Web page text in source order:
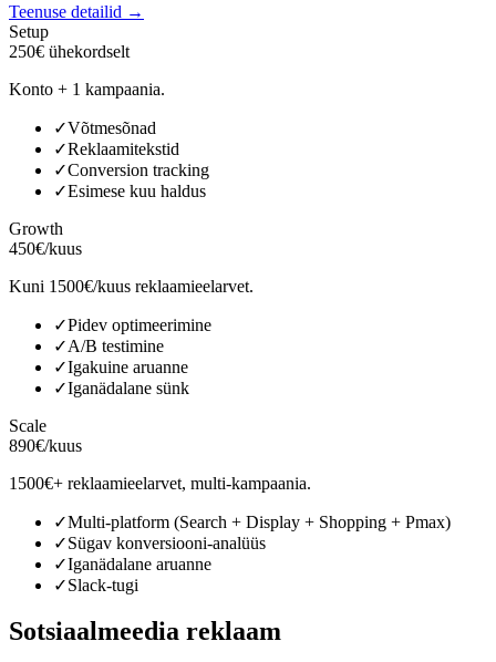
Teenuse detailid →
Setup
250€ ühekordselt
Konto + 1 kampaania.
✓Võtmesõnad
✓Reklaamitekstid
✓Conversion tracking
✓Esimese kuu haldus
Growth
450€/kuus
Kuni 1500€/kuus reklaamieelarvet.
✓Pidev optimeerimine
✓A/B testimine
✓Igakuine aruanne
✓Iganädalane sünk
Scale
890€/kuus
1500€+ reklaamieelarvet, multi-kampaania.
✓Multi-platform (Search + Display + Shopping + Pmax)
✓Sügav konversiooni-analüüs
✓Iganädalane aruanne
✓Slack-tugi
Sotsiaalmeedia reklaam